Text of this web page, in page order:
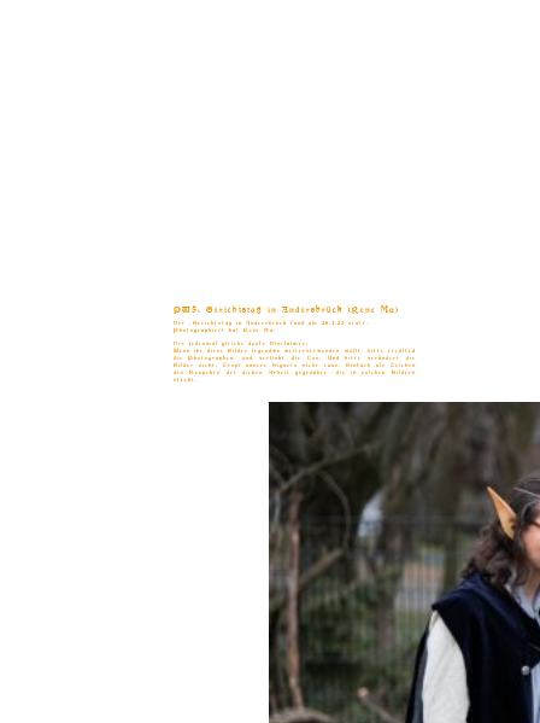
PW5: Gerichtstag in Andersbrück (Rene Ma)
Der „Gerichtstag in Andersbrück fand am 26.3.22 statt.
Photographiert hat Rene Ma.
Der jedesmal gleiche doofe Disclaimer:
Wenn ihr diese Bilder irgendwo weiterverwenden wollt, bitte credited
die Photographen, und verlinkt die Con. Und bitte verändert die
Bilder nicht. Cropt unsere Signets nicht raus. Einfach als Zeichen
des Respekts der dicken Arbeit gegenüber, die in solchen Bildern
steckt.